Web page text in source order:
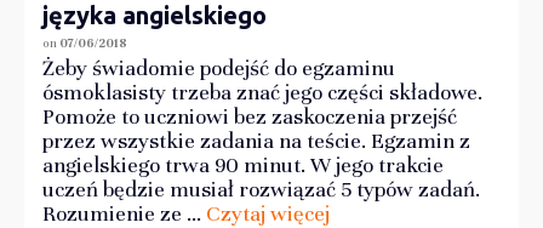
języka angielskiego
on 07/06/2018
Żeby świadomie podejść do egzaminu
ósmoklasisty trzeba znać jego części składowe.
Pomoże to uczniowi bez zaskoczenia przejść
przez wszystkie zadania na teście. Egzamin z
angielskiego trwa 90 minut. W jego trakcie
uczeń będzie musiał rozwiązać 5 typów zadań.
Rozumienie ze … Czytaj więcej